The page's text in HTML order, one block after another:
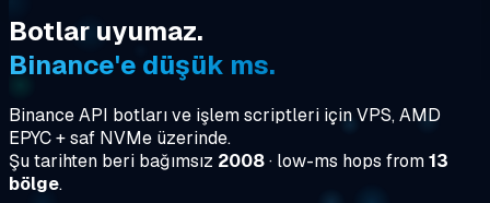
Botlar uyumaz.
Binance'e düşük ms.
Binance API botları ve işlem scriptleri için VPS, AMD
EPYC + saf NVMe üzerinde.
Şu tarihten beri bağımsız 2008· low-ms hops from13
bölge.